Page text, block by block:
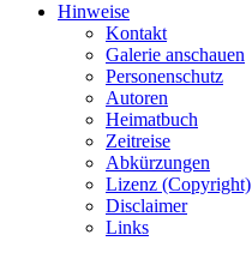
Hinweise
Kontakt
Galerie anschauen
Personenschutz
Autoren
Heimatbuch
Zeitreise
Abkürzungen
Lizenz (Copyright)
Disclaimer
Links